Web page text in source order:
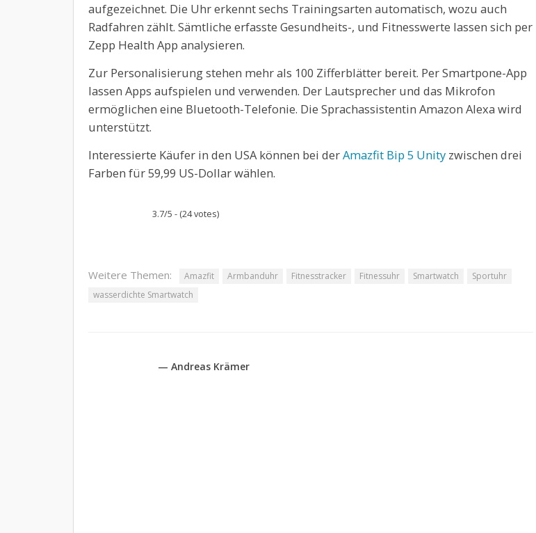
aufgezeichnet. Die Uhr erkennt sechs Trainingsarten automatisch, wozu auch
Radfahren zählt. Sämtliche erfasste Gesundheits-, und Fitnesswerte lassen sich per
Zepp Health App analysieren.
Zur Personalisierung stehen mehr als 100 Zifferblätter bereit. Per Smartpone-App
lassen Apps aufspielen und verwenden. Der Lautsprecher und das Mikrofon
ermöglichen eine Bluetooth-Telefonie. Die Sprachassistentin Amazon Alexa wird
unterstützt.
Interessierte Käufer in den USA können bei derAmazfit Bip 5 Unity zwischen drei
Farben für 59,99 US-Dollar wählen.
3.7/5 - (24 votes)
Weitere Themen: Amazfit Armbanduhr Fitnesstracker Fitnessuhr Smartwatch
Sportuhr
wasserdichte Smartwatch
— Andreas Krämer